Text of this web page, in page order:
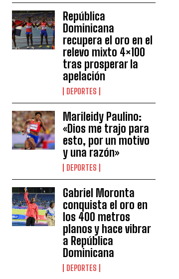
República
Dominicana
recupera el oro en el
relevo mixto 4×100
tras prosperar la
apelación
DEPORTES
Marileidy Paulino:
«Dios me trajo para
esto, por un motivo
y una razón»
DEPORTES
Gabriel Moronta
conquista el oro en
los 400 metros
planos y hace vibrar
a República
Dominicana
DEPORTES